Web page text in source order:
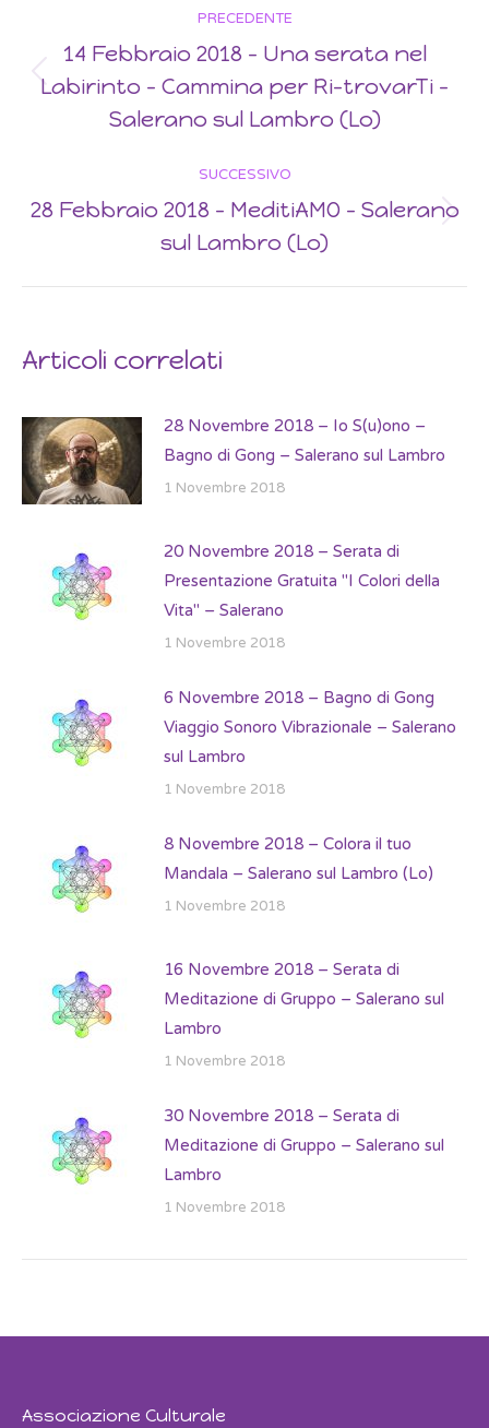
navigation
PRECEDENTE
Previous
post:
14 Febbraio 2018 – Una serata nel
Labirinto – Cammina per Ri-trovarTi –
Salerano sul Lambro (Lo)
SUCCESSIVO
Next
post:
28 Febbraio 2018 – MeditiAMO – Salerano
sul Lambro (Lo)
Articoli correlati
28 Novembre 2018 – Io S(u)ono –
Bagno di Gong – Salerano sul Lambro
1 Novembre 2018
20 Novembre 2018 – Serata di
Presentazione Gratuita "I Colori della
Vita" – Salerano
1 Novembre 2018
6 Novembre 2018 – Bagno di Gong
Viaggio Sonoro Vibrazionale – Salerano
sul Lambro
1 Novembre 2018
8 Novembre 2018 – Colora il tuo
Mandala – Salerano sul Lambro (Lo)
1 Novembre 2018
16 Novembre 2018 – Serata di
Meditazione di Gruppo – Salerano sul
Lambro
1 Novembre 2018
30 Novembre 2018 – Serata di
Meditazione di Gruppo – Salerano sul
Lambro
1 Novembre 2018
Associazione Culturale